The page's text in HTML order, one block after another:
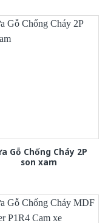
Gỗ Chống Cháy 2P
son xam